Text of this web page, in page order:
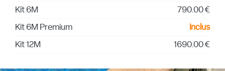
Kit 6M 790.00 €
Kit 6M Premium inclus
Kit 12M 1690.00 €